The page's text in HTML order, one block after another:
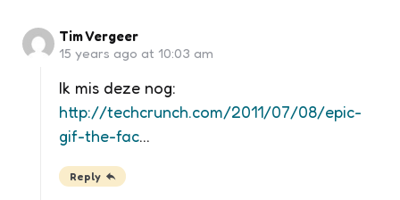
Tim Vergeer
15 years ago at 10:03 am
Ik mis deze nog:
http://techcrunch.com/2011/07/08/epic-
gif-the-fac…
Reply